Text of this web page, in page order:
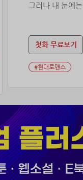
그러나 내 눈에
고백하면 받아
자기가 눈이 좀
그러면서 자기
첫화 무료보기
#현대로맨스